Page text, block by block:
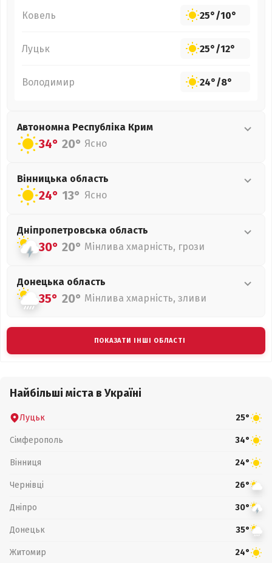
Ковель 25°/10°
Луцьк 25°/12°
Володимир 24°/8°
Автономна Республіка Крим
34° 20° Ясно
Вінницька область
24° 13° Ясно
Дніпропетровська область
30° 20° Мінлива хмарність, грози
Донецька область
35° 20° Мінлива хмарність, зливи
ПОКАЗАТИ ІНШІ ОБЛАСТІ
Найбільші міста в Україні
Луцьк 25°
Сімферополь 34°
Вінниця 24°
Чернівці 26°
Дніпро 30°
Донецьк 35°
Житомир 24°